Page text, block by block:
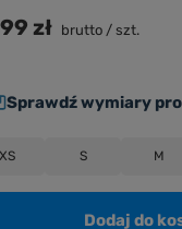
XS S M
Sprawdź wymiary
zł brutto /szt.
Dodaj do